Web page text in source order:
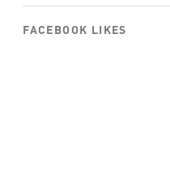
FACEBOOK LIKES